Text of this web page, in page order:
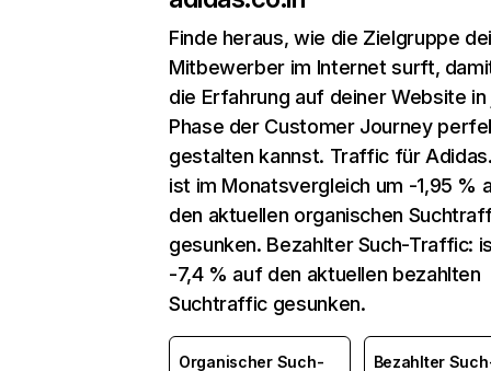
Finde heraus, wie die Zielgruppe
Mitbewerber im Internet surft,
die Erfahrung auf deiner Website
Phase der Customer Journey
gestalten kannst. Traffic für
ist im Monatsvergleich um -1,95 %
den aktuellen organischen
gesunken. Bezahlter Such-Traffic:
-7,4 % auf den aktuellen bezahlten
Suchtraffic gesunken.
Organischer Such-
Bezahlter